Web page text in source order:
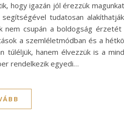
hogy igazán jól érezzük
tudatosan
csupán a boldogság
a szemléletmódban és a
hanem élvezzük is a
rendelkezik egyedi…